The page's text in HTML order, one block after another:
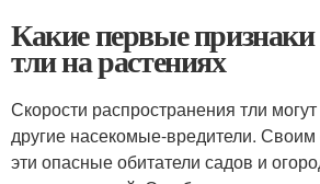
Какие первые
тли на растениях
Скорости распространения тли
другие насекомые-вредители.
эти опасные обитатели садов и